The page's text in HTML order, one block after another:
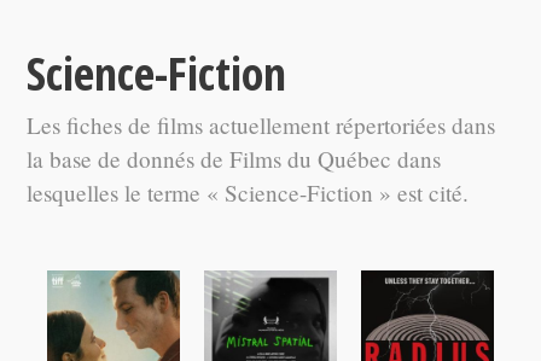
Science-Fiction
Les fiches de films actuellement répertoriées dans
la base de donnés de Films du Québec dans
lesquelles le terme « Science-Fiction » est cité.